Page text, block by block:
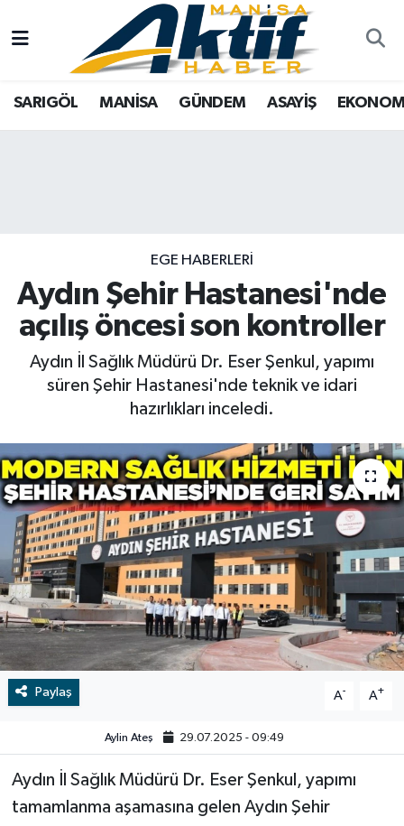
SARIGÖL MANİSA GÜNDEM ASAYİŞ
EGE HABERLERI
Aydın Şehir Hastanesi'nde
açılış öncesi son kontroller
Aydın İl Sağlık Müdürü Dr. Eser Şenkul, yapımı
süren Şehir Hastanesi'nde teknik ve idari
hazırlıkları inceledi.
Paylaş A- A+
Aylin Ateş 29.07.2025 - 09:49
Aydın İl Sağlık Müdürü Dr. Eser Şenkul, yapımı
tamamlanma aşamasına gelen Aydın Şehir
Yazarlar
SARIGÖL
SPOR
TARIM
SİYASET
BİLİM VE TEKNOLOJİ
Türkiye
Eğitim
Kültür Sanat
Manisa
Yaşam
Tarih
Çevre
Dünya
İletişim
SPOR
Vefat
Manisa Nöbetçi Eczaneler
Süper Lig Puan Durumu ve Fikstür
Tüm Manşetler
Son Dakika Haberleri
Haber Arşivi